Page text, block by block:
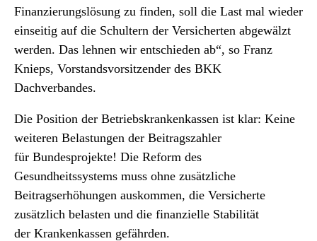
Finanzierungslösung zu finden, soll die Last mal wieder
einseitig auf die Schultern der Versicherten abgewälzt
werden. Das lehnen wir entschieden ab“, so Franz
Knieps, Vorstandsvorsitzender des BKK
Dachverbandes.
Die Position der Betriebskrankenkassen ist klar: Keine
weiteren Belastungen der Beitragszahler
für Bundesprojekte! Die Reform des
Gesundheitssystems muss ohne zusätzliche
Beitragserhöhungen auskommen, die Versicherte
zusätzlich belasten und die finanzielle Stabilität
der Krankenkassen gefährden.